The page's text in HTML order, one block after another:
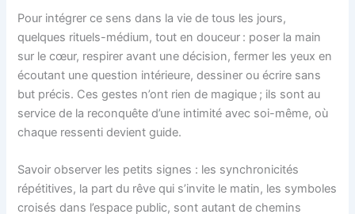
Pour intégrer ce sens dans la vie de tous les jours,
quelques rituels-médium, tout en douceur : poser la main
sur le cœur, respirer avant une décision, fermer les yeux en
écoutant une question intérieure, dessiner ou écrire sans
but précis. Ces gestes n’ont rien de magique ; ils sont au
service de la reconquête d’une intimité avec soi-même, où
chaque ressenti devient guide.
Savoir observer les petits signes : les synchronicités
répétitives, la part du rêve qui s’invite le matin, les symboles
croisés dans l’espace public, sont autant de chemins